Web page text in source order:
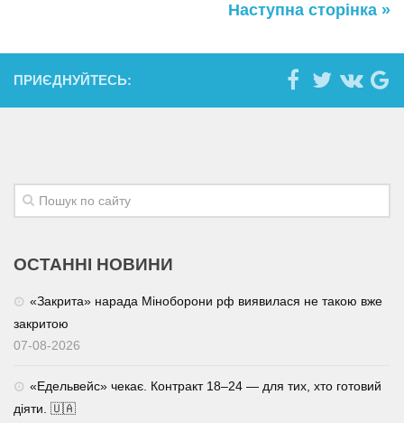
Наступна сторінка »
ПРИЄДНУЙТЕСЬ:
ОСТАННІ НОВИНИ
«Закрита» нарада Міноборони рф виявилася не такою вже
закритою
07-08-2026
«Едельвейс» чекає. Контракт 18–24 — для тих, хто готовий
діяти. 🇺🇦